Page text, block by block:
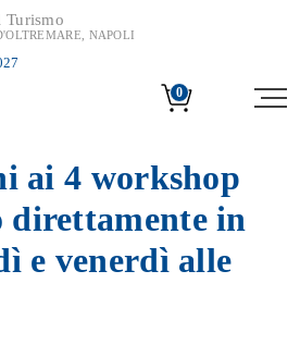
Turismo
NAPOLI
0
ai 4 workshop
direttamente in
e venerdì alle